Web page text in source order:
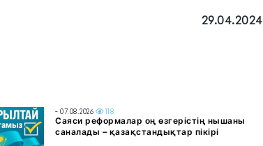
29.04.2024
- 07.08.2026 118
Саяси реформалар оң өзгерістің нышаны
саналады – қазақстандықтар пікірі